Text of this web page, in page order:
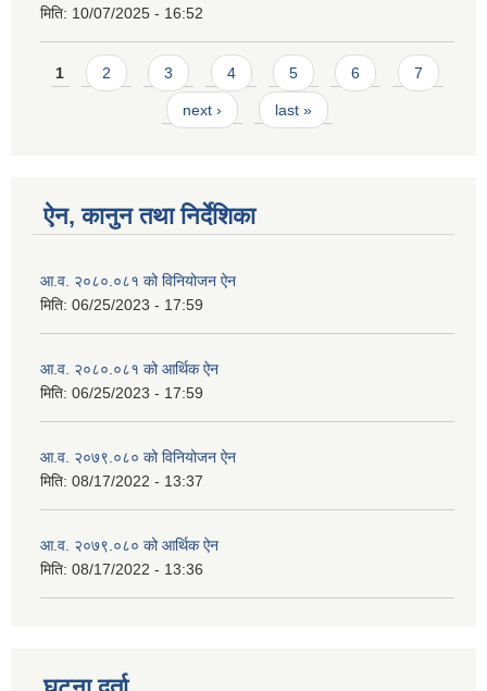
मिति: 10/07/2025 - 16:52
Pages
1 2 3 4 5 6 7
next › last »
ऐन, कानुन तथा निर्देशिका
आ.व. २०८०.०८१ को विनियोजन ऐन
मिति: 06/25/2023 - 17:59
आ.व. २०८०.०८१ को आर्थिक ऐन
मिति: 06/25/2023 - 17:59
आ.व. २०७९.०८० को विनियोजन ऐन
मिति: 08/17/2022 - 13:37
आ.व. २०७९.०८० को आर्थिक ऐन
मिति: 08/17/2022 - 13:36